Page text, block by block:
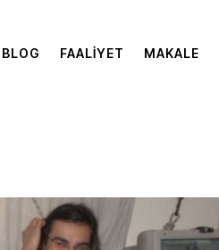
BLOG FAALIYET MAKALE